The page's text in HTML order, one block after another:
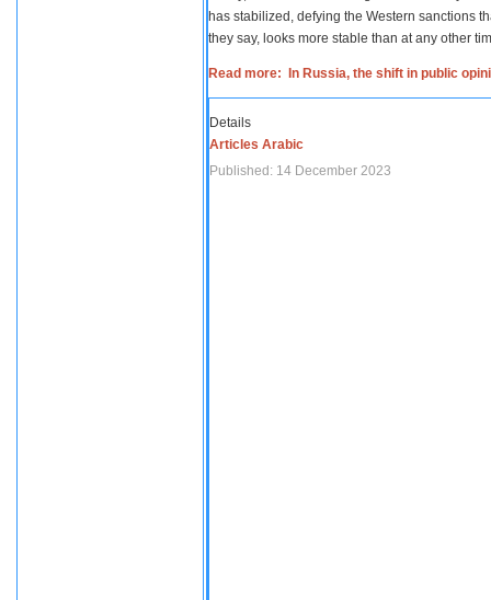
has stabilized, defying the Western sanctions
they say, looks more stable than at any other
Read more: In Russia, the shift in public
Details
Articles Arabic
Published: 14 December 2023